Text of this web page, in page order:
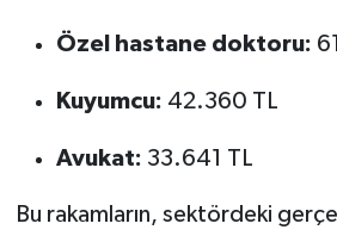
Özel hastane doktoru:
Kuyumcu: 42.360 TL
Avukat: 33.641 TL
Bu rakamların, sektördeki